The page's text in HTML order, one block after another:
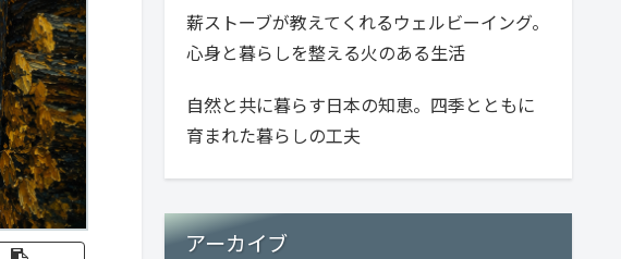
薪ストーブが教えてくれるウェルビーイング。
心身と暮らしを整える火のある生活
自然と共に暮らす日本の知恵。四季とともに
育まれた暮らしの工夫
アーカイブ